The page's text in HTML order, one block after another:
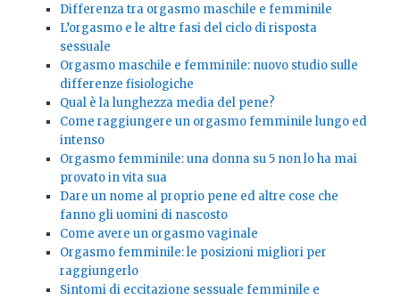
Differenza tra orgasmo maschile e femminile
L’orgasmo e le altre fasi del ciclo di risposta
sessuale
Orgasmo maschile e femminile: nuovo studio sulle
differenze fisiologiche
Qual è la lunghezza media del pene?
Come raggiungere un orgasmo femminile lungo ed
intenso
Orgasmo femminile: una donna su 5 non lo ha mai
provato in vita sua
Dare un nome al proprio pene ed altre cose che
fanno gli uomini di nascosto
Come avere un orgasmo vaginale
Orgasmo femminile: le posizioni migliori per
raggiungerlo
Sintomi di eccitazione sessuale femminile e